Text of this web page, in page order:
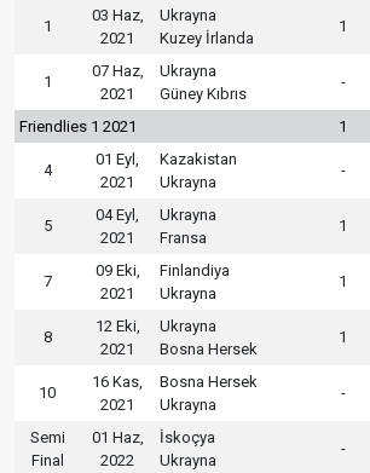
1
03 Haz,
2021
Ukrayna
Kuzey İrlanda
1
1
07 Haz,
2021
Ukrayna
Güney Kıbrıs
-
Friendlies 1 2021 1
4
01 Eyl,
2021
Kazakistan
Ukrayna
-
5
04 Eyl,
2021
Ukrayna
Fransa
1
7
09 Eki,
2021
Finlandiya
Ukrayna
1
8
12 Eki,
2021
Ukrayna
Bosna Hersek
1
10
16 Kas,
2021
Bosna Hersek
Ukrayna
-
Semi
Final
01 Haz,
2022
İskoçya
Ukrayna
-